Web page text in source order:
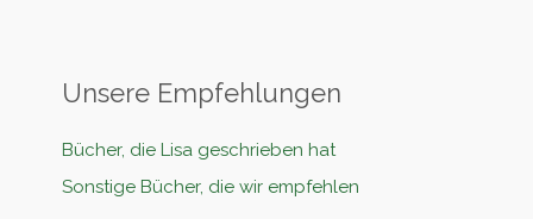
Unsere Empfehlungen
Bücher, die Lisa geschrieben hat
Sonstige Bücher, die wir empfehlen